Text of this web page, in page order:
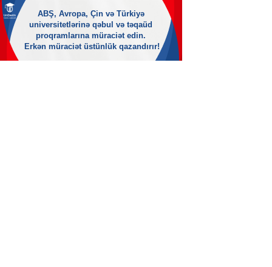
ABŞ, Avropa, Çin və Türkiyə
universitetlərinə qəbul və təqaüd
proqramlarına müraciət edin.
Erkən müraciət üstünlük qazandırır!